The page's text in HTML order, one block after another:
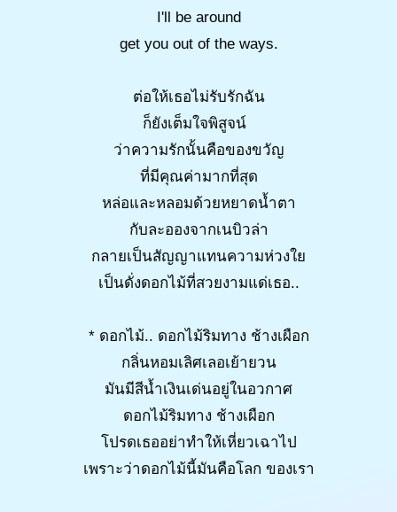
I'll be around
get you out of the ways.
ต่อให้เธอไม่รับรักฉัน
ก็ยังเต็มใจพิสูจน์
ว่าความรักนั้นคือของขวัญ
ที่มีคุณค่ามากที่สุด
หล่อและหลอมด้วยหยาดน้ำตา
กับละอองจากเนบิวล่า
กลายเป็นสัญญาแทนความห่วงใย
เป็นดั่งดอกไม้ที่สวยงามแด่เธอ..
* ดอกไม้.. ดอกไม้ริมทาง ช้างเผือก
กลิ่นหอมเลิศเลอเย้ายวน
มันมีสีน้ำเงินเด่นอยู่ในอวกาศ
ดอกไม้ริมทาง ช้างเผือก
โปรดเธออย่าทำให้เหี่ยวเฉาไป
เพราะว่าดอกไม้นี้มันคือโลก ของเรา